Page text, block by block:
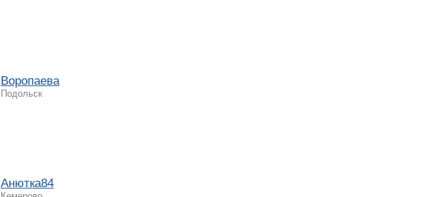
Воропаева
Подольск
Анютка84